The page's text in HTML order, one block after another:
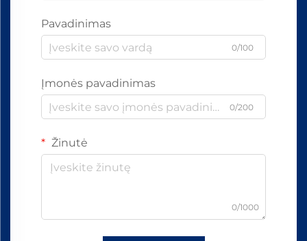
Pavadinimas
0/100
Įmonės pavadinimas
0/200
Žinutė
0/1000